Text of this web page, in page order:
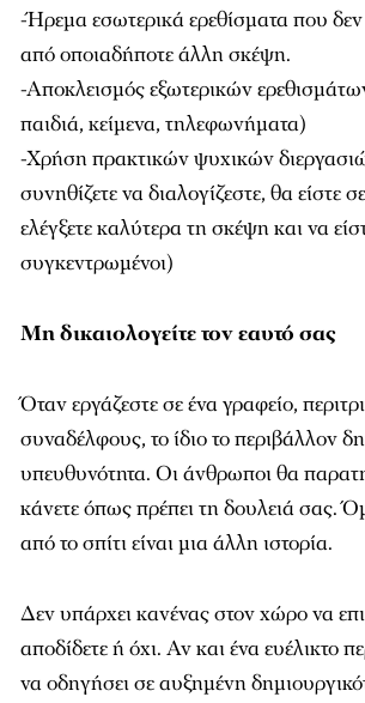
-Ήρεμα εσωτερικά ερεθίσματα που δεν
από οποιαδήποτε άλλη σκέψη.
-Αποκλεισμός εξωτερικών
παιδιά, κείμενα, τηλεφωνήματα)
-Χρήση πρακτικών ψυχικών
συνηθίζετε να διαλογίζεστε, θα είστε
ελέγξετε καλύτερα τη σκέψη και να
συγκεντρωμένοι)
Μηδικαιολογείτετονεαυτό σας
Όταν εργάζεστε σε ένα γραφείο,
συναδέλφους, το ίδιο το περιβάλλον
υπευθυνότητα. Οι άνθρωποι θα
κάνετε όπως πρέπει τη δουλειά σας.
από το σπίτι είναι μια άλλη ιστορία.
Δεν υπάρχει κανένας στον χώρο να
αποδίδετε ή όχι. Αν και ένα ευέλικτο
να οδηγήσει σε αυξημένη